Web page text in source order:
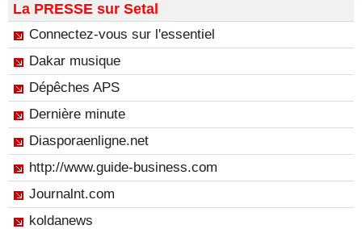
La PRESSE sur Setal
Connectez-vous sur l'essentiel
Dakar musique
Dépêches APS
Dernière minute
Diasporaenligne.net
http://www.guide-business.com
Journalnt.com
koldanews